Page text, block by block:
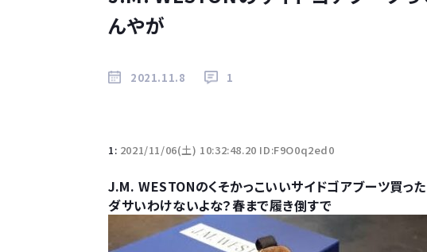
んやが
2021.11.8 1
1: 2021/11/06(土) 10:32:48.20 ID:F9O0q2ed0
J.M. WESTONのくそかっこいいサイドゴアブーツ買っ
ダサいわけないよな？春まで履き倒すで